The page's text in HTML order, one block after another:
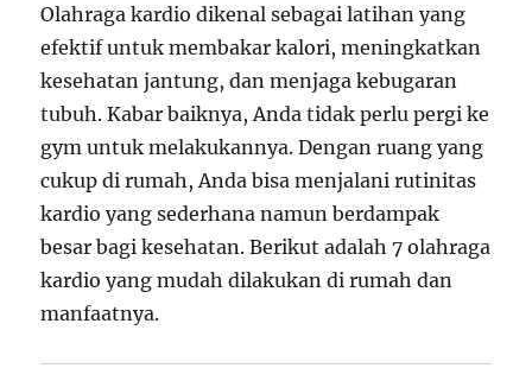
Olahraga kardio dikenal sebagai latihan yang
efektif untuk membakar kalori, meningkatkan
kesehatan jantung, dan menjaga kebugaran
tubuh. Kabar baiknya, Anda tidak perlu pergi ke
gym untuk melakukannya. Dengan ruang yang
cukup di rumah, Anda bisa menjalani rutinitas
kardio yang sederhana namun berdampak
besar bagi kesehatan. Berikut adalah 7 olahraga
kardio yang mudah dilakukan di rumah dan
manfaatnya.